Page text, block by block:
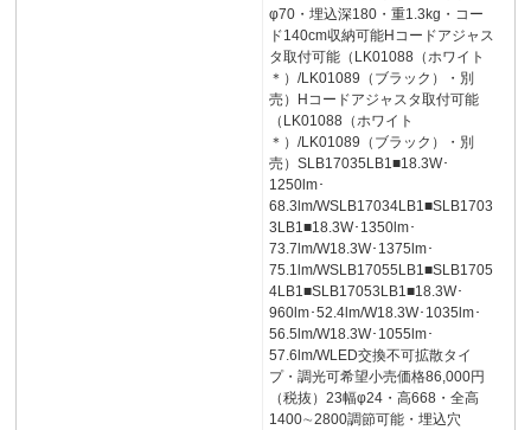
φ70・埋込深180・重1.3kg・コー
ド140cm収納可能Hコードアジャス
タ取付可能（LK01088（ホワイト
＊）/LK01089（ブラック）・別
売）Hコードアジャスタ取付可能
（LK01088（ホワイト
＊）/LK01089（ブラック）・別
売）SLB17035LB1■18.3W･
1250lm･
68.3lm/WSLB17034LB1■SLB1703
3LB1■18.3W･1350lm･
73.7lm/W18.3W･1375lm･
75.1lm/WSLB17055LB1■SLB1705
4LB1■SLB17053LB1■18.3W･
960lm･52.4lm/W18.3W･1035lm･
56.5lm/W18.3W･1055lm･
57.6lm/WLED交換不可拡散タイ
プ・調光可希望小売価格86,000円
（税抜）23幅φ24・高668・全高
1400∼2800調節可能・埋込穴